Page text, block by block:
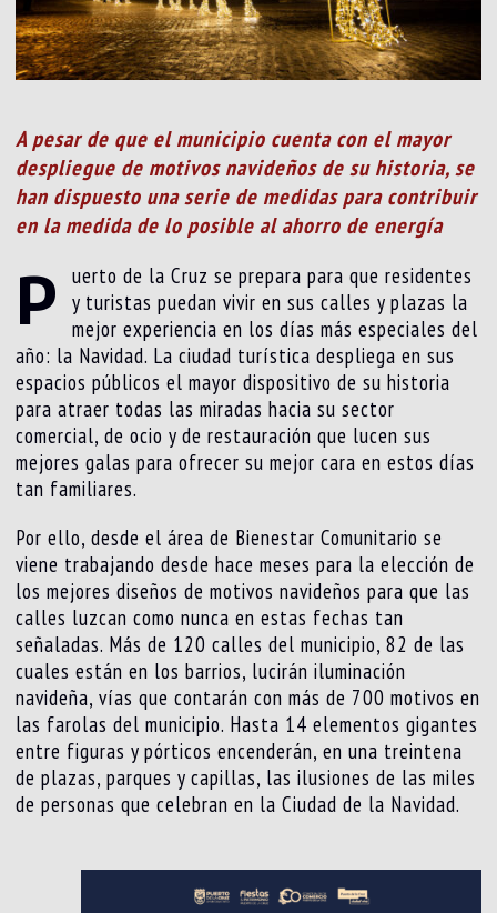
A pesar de que el municipio cuenta con el mayor
despliegue de motivos navideños de su historia, se
han dispuesto una serie de medidas para contribuir
en la medida de lo posible al ahorro de energía
P
uerto de la Cruz se prepara para que residentes
y turistas puedan vivir en sus calles y plazas la
mejor experiencia en los días más especiales del
año: la Navidad. La ciudad turística despliega en sus
espacios públicos el mayor dispositivo de su historia
para atraer todas las miradas hacia su sector
comercial, de ocio y de restauración que lucen sus
mejores galas para ofrecer su mejor cara en estos días
tan familiares.
Por ello, desde el área de Bienestar Comunitario se
viene trabajando desde hace meses para la elección de
los mejores diseños de motivos navideños para que las
calles luzcan como nunca en estas fechas tan
señaladas. Más de 120 calles del municipio, 82 de las
cuales están en los barrios, lucirán iluminación
navideña, vías que contarán con más de 700 motivos en
las farolas del municipio. Hasta 14 elementos gigantes
entre figuras y pórticos encenderán, en una treintena
de plazas, parques y capillas, las ilusiones de las miles
de personas que celebran en la Ciudad de la Navidad.